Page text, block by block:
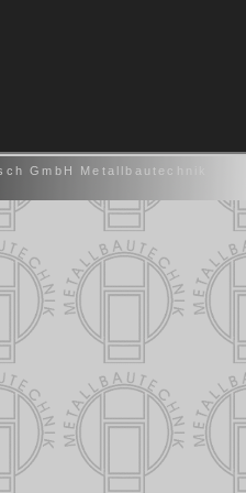
GmbH Metallbautechnik